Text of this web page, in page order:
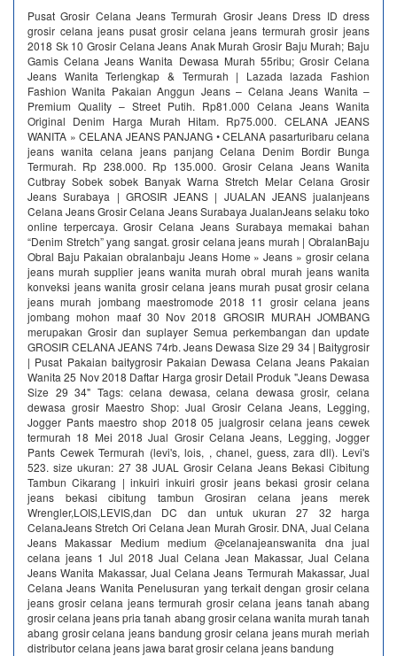
Pusat Grosir Celana Jeans Termurah Grosir Jeans Dress ID dress
grosir celana jeans pusat grosir celana jeans termurah grosir jeans
2018 Sk 10 Grosir Celana Jeans Anak Murah Grosir Baju Murah; Baju
Gamis Celana Jeans Wanita Dewasa Murah 55ribu; Grosir Celana
Jeans Wanita Terlengkap & Termurah | Lazada lazada Fashion
Fashion Wanita Pakaian Anggun Jeans – Celana Jeans Wanita –
Premium Quality – Street Putih. Rp81.000 Celana Jeans Wanita
Original Denim Harga Murah Hitam. Rp75.000. CELANA JEANS
WANITA » CELANA JEANS PANJANG • CELANA pasarturibaru celana
jeans wanita celana jeans panjang Celana Denim Bordir Bunga
Termurah. Rp 238.000. Rp 135.000. Grosir Celana Jeans Wanita
Cutbray Sobek sobek Banyak Warna Stretch Melar Celana Grosir
Jeans Surabaya | GROSIR JEANS | JUALAN JEANS jualanjeans
Celana Jeans Grosir Celana Jeans Surabaya JualanJeans selaku toko
online terpercaya. Grosir Celana Jeans Surabaya memakai bahan
“Denim Stretch” yang sangat. grosir celana jeans murah | ObralanBaju
Obral Baju Pakaian obralanbaju Jeans Home » Jeans » grosir celana
jeans murah supplier jeans wanita murah obral murah jeans wanita
konveksi jeans wanita grosir celana jeans murah pusat grosir celana
jeans murah jombang maestromode 2018 11 grosir celana jeans
jombang mohon maaf 30 Nov 2018 GROSIR MURAH JOMBANG
merupakan Grosir dan suplayer Semua perkembangan dan update
GROSIR CELANA JEANS 74rb. Jeans Dewasa Size 29 34 | Baitygrosir
| Pusat Pakaian baitygrosir Pakaian Dewasa Celana Jeans Pakaian
Wanita 25 Nov 2018 Daftar Harga grosir Detail Produk "Jeans Dewasa
Size 29 34" Tags: celana dewasa, celana dewasa grosir, celana
dewasa grosir Maestro Shop: Jual Grosir Celana Jeans, Legging,
Jogger Pants maestro shop 2018 05 jualgrosir celana jeans cewek
termurah 18 Mei 2018 Jual Grosir Celana Jeans, Legging, Jogger
Pants Cewek Termurah (levi's, lois, , chanel, guess, zara dll). Levi's
523. size ukuran: 27 38 JUAL Grosir Celana Jeans Bekasi Cibitung
Tambun Cikarang | inkuiri inkuiri grosir jeans bekasi grosir celana
jeans bekasi cibitung tambun Grosiran celana jeans merek
Wrengler,LOIS,LEVIS,dan DC dan untuk ukuran 27 32 harga
CelanaJeans Stretch Ori Celana Jean Murah Grosir. DNA, Jual Celana
Jeans Makassar Medium medium @celanajeanswanita dna jual
celana jeans 1 Jul 2018 Jual Celana Jean Makassar, Jual Celana
Jeans Wanita Makassar, Jual Celana Jeans Termurah Makassar, Jual
Celana Jeans Wanita Penelusuran yang terkait dengan grosir celana
jeans grosir celana jeans termurah grosir celana jeans tanah abang
grosir celana jeans pria tanah abang grosir celana wanita murah tanah
abang grosir celana jeans bandung grosir celana jeans murah meriah
distributor celana jeans jawa barat grosir celana jeans bandung